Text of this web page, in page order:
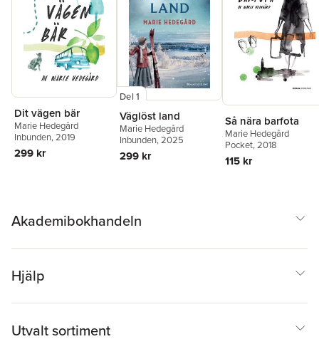
Dit vägen bär
Marie Hedegård
Inbunden, 2019
299 kr
Del 1
Väglöst land
Marie Hedegård
Inbunden, 2025
299 kr
Så nära barfota
Marie Hedegård
Pocket, 2018
115 kr
Akademibokhandeln
Hjälp
Utvalt sortiment